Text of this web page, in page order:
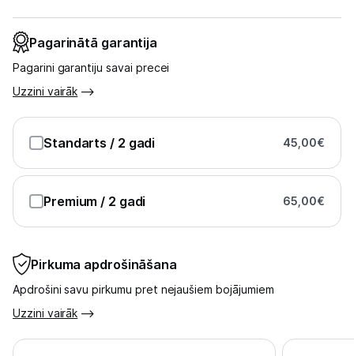
Virtuves svari
Ūdens gāzēšanas aparāti
Mazās cepeškrāsnis
Mazās plītis
Ledus un saldējuma mašīnas
Klimata iekārtas
Apģērbu kopšana
Skaistumkopšana
Pirkuma apdrošināšana
Apdrošini savu pirkumu pret nejaušiem bojājumiem
Uzzini vairāk
Pagarinātā garantija
Pagarini garantiju savai precei
Uzzini vairāk
Standarts / 2 gadi 45,00€
Premium / 2 gadi 65,00€